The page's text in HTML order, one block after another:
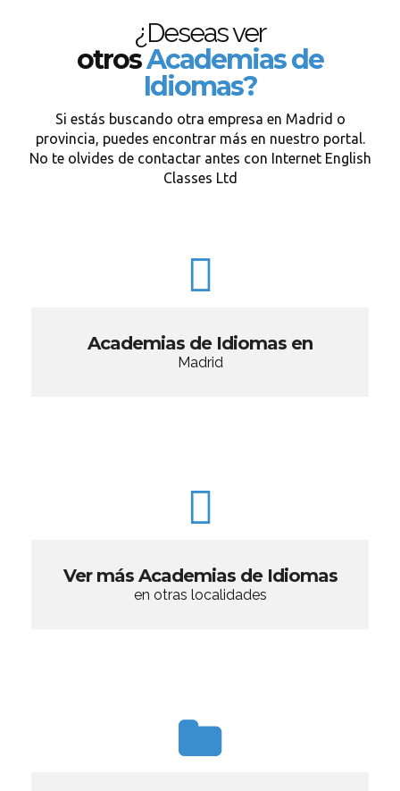
¿Deseas ver
otrosAcademias de
Idiomas?
Si estás buscando otra empresa en Madrid o
provincia, puedes encontrar más en nuestro portal.
No te olvides de contactar antes con Internet English
Classes Ltd
Academias de Idiomas en
Madrid
Ver más Academias de Idiomas
en otras localidades